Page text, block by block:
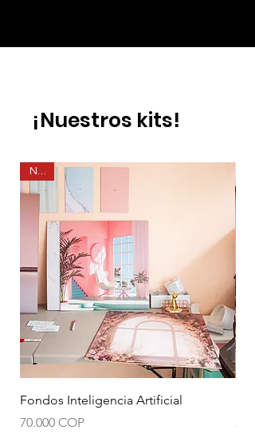
¡Nuestros kits!
Fondos Inteligencia Artificial
Precio
70.000 COP